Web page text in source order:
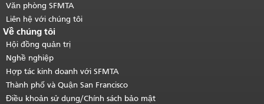
Văn phòng SFMTA
Liên hệ với chúng tôi
Về chúng tôi
Hội đồng quản trị
Nghề nghiệp
Hợp tác kinh doanh với SFMTA
Thành phố và Quận San Francisco
Điều khoản sử dụng/Chính sách bảo mật